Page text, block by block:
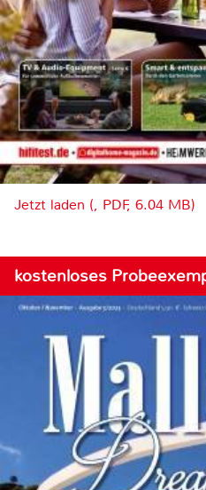
Jetzt laden (, PDF, 6.04 MB)
kostenloses